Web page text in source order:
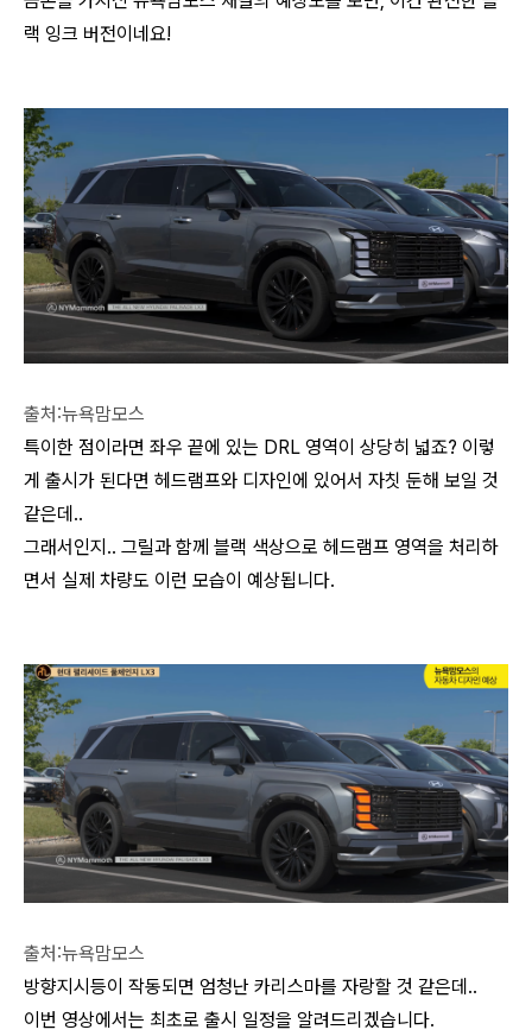
랙 잉크 버전이네요!
출처:뉴욕맘모스
특이한 점이라면 좌우 끝에 있는 DRL 영역이 상당히 넓죠? 이렇
게 출시가 된다면 헤드램프와 디자인에 있어서 자칫 둔해 보일 것
같은데..
그래서인지.. 그릴과 함께 블랙 색상으로 헤드램프 영역을 처리하
면서 실제 차량도 이런 모습이 예상됩니다.
출처:뉴욕맘모스
방향지시등이 작동되면 엄청난 카리스마를 자랑할 것 같은데..
이번 영상에서는 최초로 출시 일정을 알려드리겠습니다.